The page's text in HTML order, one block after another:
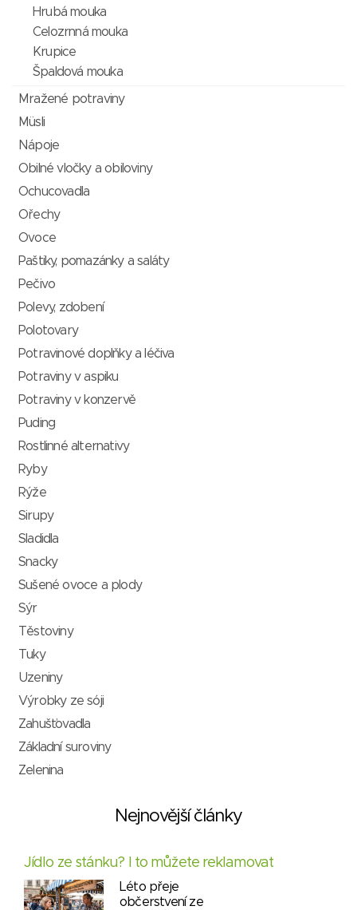
Hrubá mouka
Celozrnná mouka
Krupice
Špaldová mouka
Mražené potraviny
Müsli
Nápoje
Obilné vločky a obiloviny
Ochucovadla
Ořechy
Ovoce
Paštiky, pomazánky a saláty
Pečivo
Polevy, zdobení
Polotovary
Potravinové doplňky a léčiva
Potraviny v aspiku
Potraviny v konzervě
Puding
Rostlinné alternativy
Ryby
Rýže
Sirupy
Sladidla
Snacky
Sušené ovoce a plody
Sýr
Těstoviny
Tuky
Uzeniny
Výrobky ze sóji
Zahušťovadla
Základní suroviny
Zelenina
Nejnovější články
Jídlo ze stánku? I to můžete reklamovat
Léto přeje
občerstvení ze